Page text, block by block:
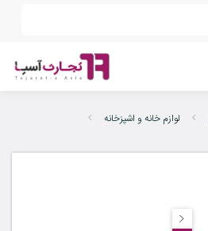
لوازم خانه و اشپزخانه